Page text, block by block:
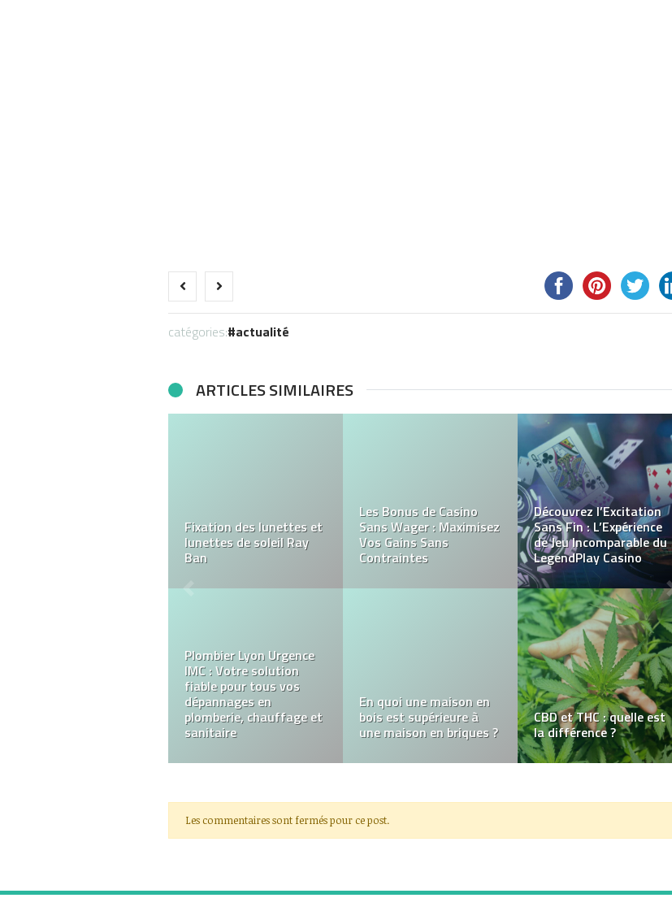
catégories: actualité
ARTICLES SIMILAIRES
X1 Casino : Une
Plateforme de Jeu en
Ligne Dynamique
Pourquoi visiter
IDMarket.com ?
À la découverte des
caméras DSLR et des
appareils photo : Le
guide du passionné
d’image
Quelles sont les villes
françaises avec des
résidences seniors
multiculturelles ?
L’Intersection de l’Art et
du Jeu Vidéo
5 choses à savoir avant
de faire du canoë
Les commentaires sont fermés pour ce post.